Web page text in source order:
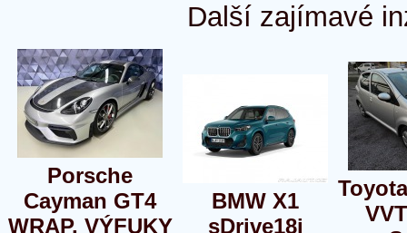
Další zajímavé
Porsche
Cayman GT4
WRAP, VÝFUKY
BMW X1
sDrive18i